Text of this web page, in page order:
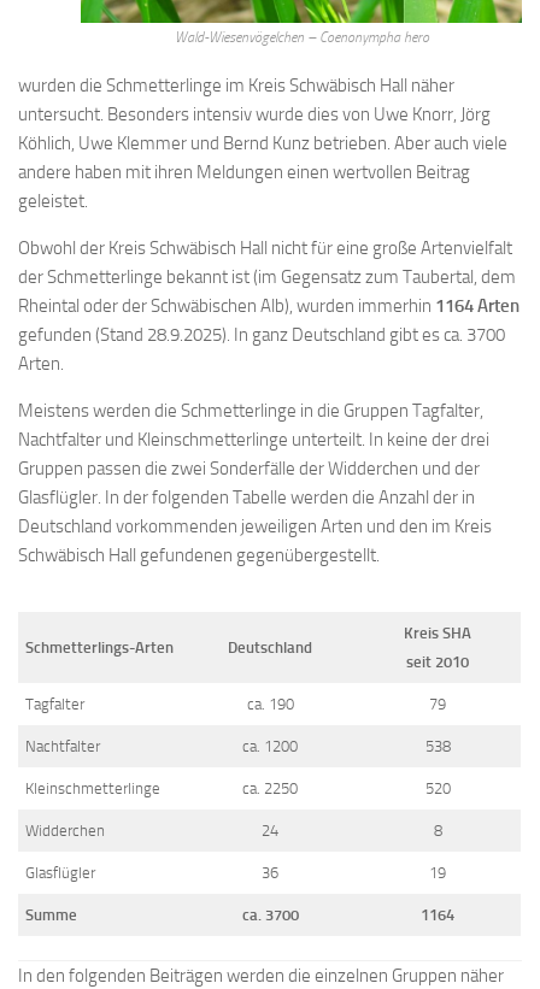
Wald-Wiesenvögelchen – Coenonympha hero
wurden die Schmetterlinge im Kreis Schwäbisch Hall näher
untersucht. Besonders intensiv wurde dies von Uwe Knorr, Jörg
Köhlich, Uwe Klemmer und Bernd Kunz betrieben. Aber auch viele
andere haben mit ihren Meldungen einen wertvollen Beitrag
geleistet.
Obwohl der Kreis Schwäbisch Hall nicht für eine große Artenvielfalt
der Schmetterlinge bekannt ist (im Gegensatz zum Taubertal, dem
Rheintal oder der Schwäbischen Alb), wurden immerhin 1164 Arten
gefunden (Stand 28.9.2025). In ganz Deutschland gibt es ca. 3700
Arten.
Meistens werden die Schmetterlinge in die Gruppen Tagfalter,
Nachtfalter und Kleinschmetterlinge unterteilt. In keine der drei
Gruppen passen die zwei Sonderfälle der Widderchen und der
Glasflügler. In der folgenden Tabelle werden die Anzahl der in
Deutschland vorkommenden jeweiligen Arten und den im Kreis
Schwäbisch Hall gefundenen gegenübergestellt.
Schmetterlings-Arten Deutschland
Kreis SHA
seit 2010
Tagfalter ca. 190 79
Nachtfalter ca. 1200 538
Kleinschmetterlinge ca. 2250 520
Widderchen 24 8
Glasflügler 36 19
Summe ca. 3700 1164
In den folgenden Beiträgen werden die einzelnen Gruppen näher